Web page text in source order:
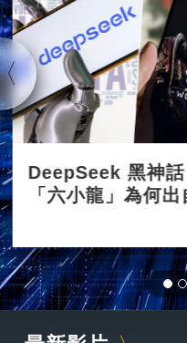
DeepSeek 黑神
「六小龍」為何出